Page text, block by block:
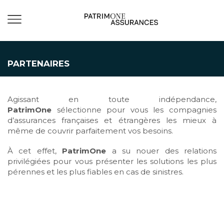
PARTENAIRES
Agissant en toute indépendance,
PatrimOne sélectionne pour vous les compagnies
d’assurances françaises et étrangères les mieux à
même de couvrir parfaitement vos besoins.
À cet effet, PatrimOne a su nouer des relations
privilégiées pour vous présenter les solutions les plus
pérennes et les plus fiables en cas de sinistres.